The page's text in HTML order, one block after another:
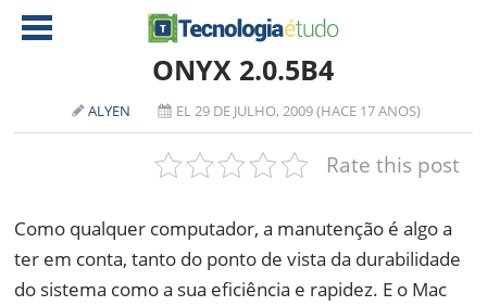
NOTÍCIAS
NVIDIA
NOKIA
DOWNLOADS
ONYX 2.0.5B4
ALYEN EL 29 DE JULHO, 2009 (HACE 17 ANOS)
Rate this post
Como qualquer computador, a manutenção é algo a
ter em conta, tanto do ponto de vista da durabilidade
do sistema como a sua eficiência e rapidez. E o Mac